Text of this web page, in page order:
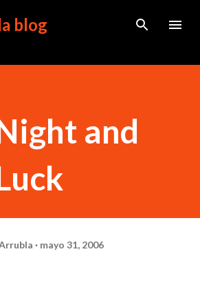
Ir al contenido principal
blog
and
mayo 31, 2006